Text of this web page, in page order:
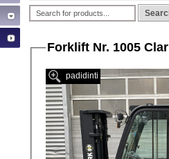
Forklift Nr. 1005
padidinti